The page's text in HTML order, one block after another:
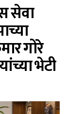
सेवा
गोरे
भेटी